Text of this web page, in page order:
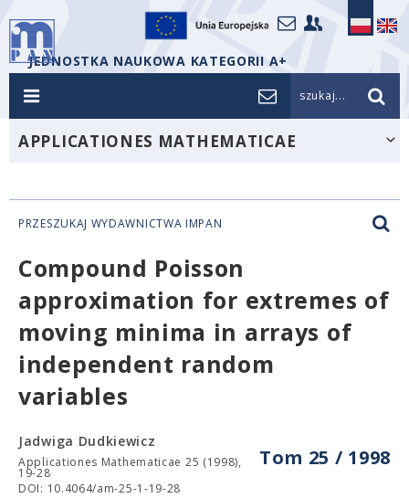
JEDNOSTKA NAUKOWA KATEGORII A+
szukaj...
APPLICATIONES MATHEMATICAE
PRZESZUKAJ WYDAWNICTWA IMPAN
Compound Poisson
approximation for extremes of
moving minima in arrays of
independent random
variables
Tom 25 / 1998
Jadwiga Dudkiewicz
Applicationes Mathematicae 25 (1998),
19-28
DOI: 10.4064/am-25-1-19-28